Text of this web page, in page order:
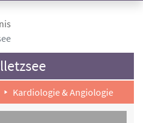
Kardiologie & Angiologie